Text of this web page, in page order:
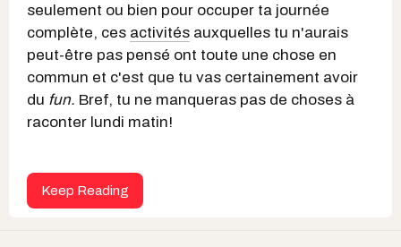
seulement ou bien pour occuper ta journée
complète, ces activités auxquelles tu n'aurais
peut-être pas pensé ont toute une chose en
commun et c'est que tu vas certainement avoir
du fun. Bref, tu ne manqueras pas de choses à
raconter lundi matin!
Keep Reading